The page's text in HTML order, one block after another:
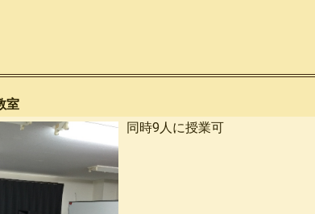
室
同時9人に授業可